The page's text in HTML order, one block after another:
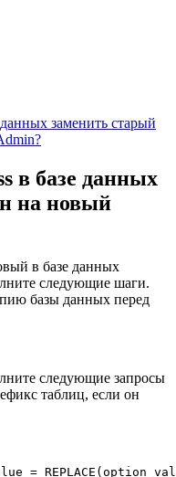
заменить старый
в базе данных
на новый
в базе данных
следующие шаги.
базы данных перед
следующие запросы
таблиц, если он